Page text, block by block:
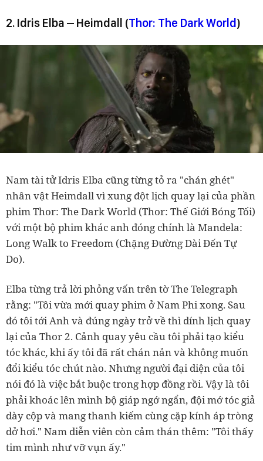
2. Idris Elba – Heimdall (Thor: The Dark World)
Nam tài tử Idris Elba cũng từng tỏ ra "chán ghét"
nhân vật Heimdall vì xung đột lịch quay lại của phần
phim Thor: The Dark World (Thor: Thế Giới Bóng Tối)
với một bộ phim khác anh đóng chính là Mandela:
Long Walk to Freedom (Chặng Đường Dài Đến Tự
Do).
Elba từng trả lời phỏng vấn trên tờ The Telegraph
rằng: "Tôi vừa mới quay phim ở Nam Phi xong. Sau
đó tôi tới Anh và đúng ngày trở về thì dính lịch quay
lại của Thor 2. Cảnh quay yêu cầu tôi phải tạo kiểu
tóc khác, khi ấy tôi đã rất chán nản và không muốn
đổi kiểu tóc chút nào. Nhưng người đại diện của tôi
nói đó là việc bắt buộc trong hợp đồng rồi. Vậy là tôi
phải khoác lên mình bộ giáp ngớ ngẩn, đội mớ tóc giả
dày cộp và mang thanh kiếm cùng cặp kính áp tròng
dở hơi." Nam diễn viên còn cảm thán thêm: "Tôi thấy
tim mình như vỡ vụn ấy."